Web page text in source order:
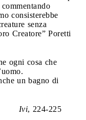
consisterebbe
senza
Creatore” Poretti
ogni cosa che
un bagno di
Ivi, 224-225